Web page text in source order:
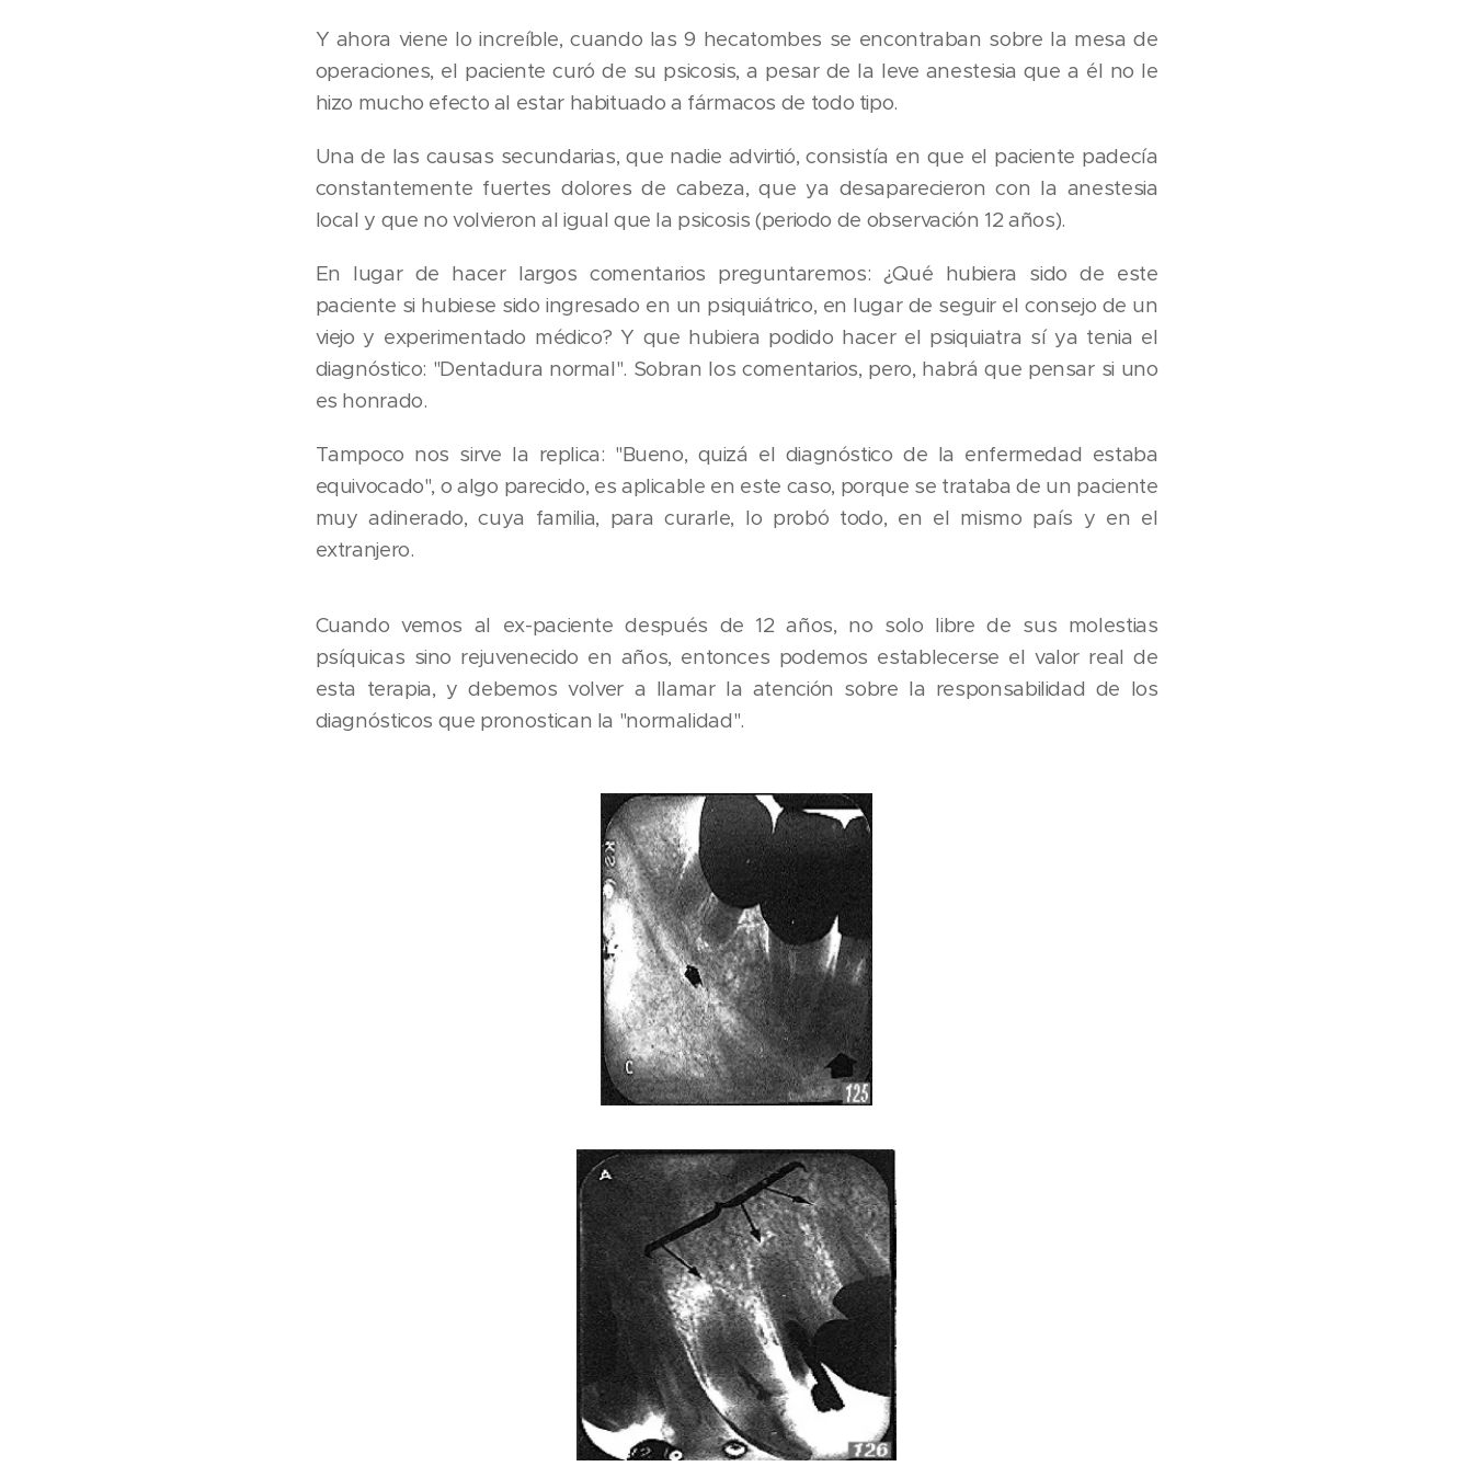
Y ahora viene lo increíble, cuando las 9 hecatombes se encontraban sobre la mesa de
operaciones, el paciente curó de su psicosis, a pesar de la leve anestesia que a él no le
hizo mucho efecto al estar habituado a fármacos de todo tipo.
Una de las causas secundarias, que nadie advirtió, consistía en que el paciente padecía
constantemente fuertes dolores de cabeza, que ya desaparecieron con la anestesia
local y que no volvieron al igual que la psicosis (periodo de observación 12 años).
En lugar de hacer largos comentarios preguntaremos: ¿Qué hubiera sido de este
paciente si hubiese sido ingresado en un psiquiátrico, en lugar de seguir el consejo de un
viejo y experimentado médico? Y que hubiera podido hacer el psiquiatra sí ya tenia el
diagnóstico: "Dentadura normal". Sobran los comentarios, pero, habrá que pensar si uno
es honrado.
Tampoco nos sirve la replica: "Bueno, quizá el diagnóstico de la enfermedad estaba
equivocado", o algo parecido, es aplicable en este caso, porque se trataba de un paciente
muy adinerado, cuya familia, para curarle, lo probó todo, en el mismo país y en el
extranjero.
Cuando vemos al ex-paciente después de 12 años, no solo libre de sus molestias
psíquicas sino rejuvenecido en años, entonces podemos establecerse el valor real de
esta terapia, y debemos volver a llamar la atención sobre la responsabilidad de los
diagnósticos que pronostican la "normalidad".